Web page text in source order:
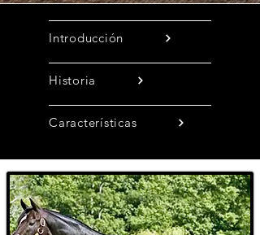
Introducción
Historia
Características